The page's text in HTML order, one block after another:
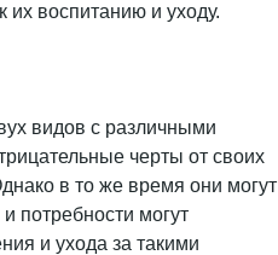
их воспитанию и уходу.
видов с различными
черты от своих
в то же время они могут
потребности могут
и ухода за такими